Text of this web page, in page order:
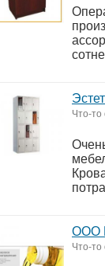
Что-
ООО
Что-